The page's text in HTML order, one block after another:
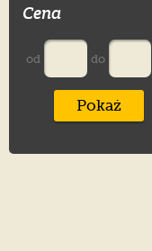
Cena
od do
Pokaż